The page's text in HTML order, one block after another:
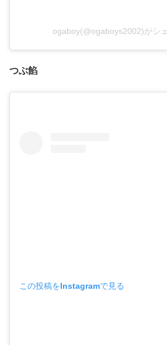
ogaboy(@ogaboys2002)がシ
つぶ餡
この投稿をInstagramで見る